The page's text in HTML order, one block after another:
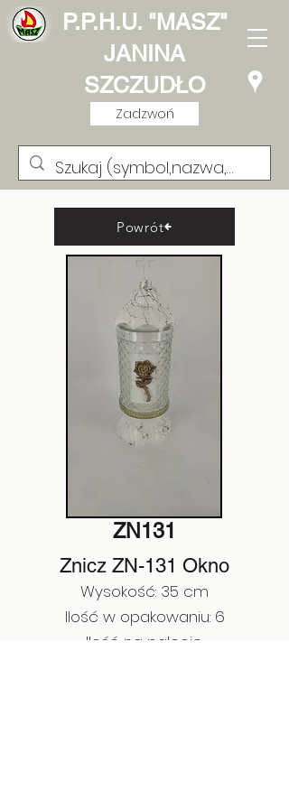
P.P.H.U. "MASZ"
JANINA
SZCZUDŁO
Zadzwoń
Powrót
ZN131
Znicz ZN-131 Okno
Wysokość: 35 cm
Ilość w opakowaniu: 6
Ilość na palecie: